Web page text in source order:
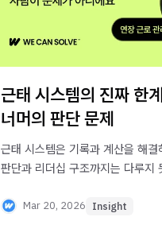
근태 시스템의 진짜 한
너머의 판단 문제
근태 시스템은 기록과 계산을 해결
판단과 리더십 구조까지는 다루지
확인하세요.
Mar 20, 2026 Insight